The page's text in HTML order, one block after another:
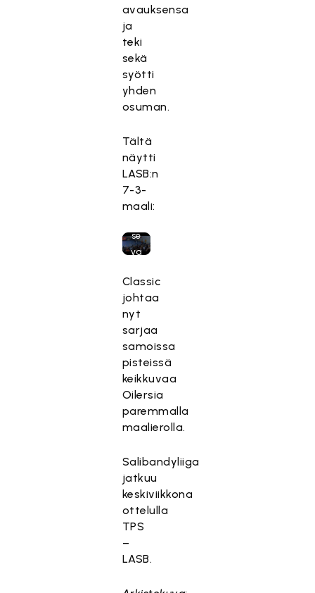
avauksensa
ja
teki
sekä
syötti
yhden
osuman.
Tältä
näytti
LASB:n
7-3-
maali:
m
si
sä
lt
ö
on
te
tt
y,
ko
sk
se
va
ii
m
ar
kk
in
oi
nt
ie
vä
st
tä
.
Classic
johtaa
nyt
sarjaa
samoissa
pisteissä
keikkuvaa
Oilersia
paremmalla
maalierolla.
Salibandyliiga
jatkuu
keskiviikkona
ottelulla
TPS
–
LASB.